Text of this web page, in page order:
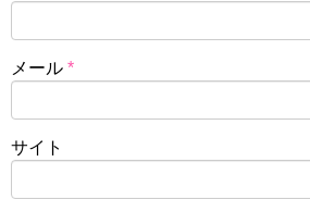
メール *
サイト